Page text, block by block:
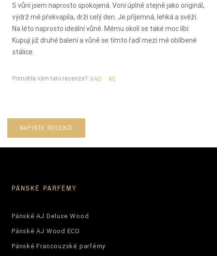
S vůní jsem naprosto spokojená. Voní úplně stejně jako originál,
výdrž mě překvapila, drží celý den. Je příjemná, lehká a svěží.
Na léto naprosto ideální vůně. Mému okolí se také moc líbí.
Kupuji již druhé balení a vůně se tímto řadí mezi mé oblíbené
stálice.
Pomohla vám tato recenze? ANO NE
NAPIŠTE RECENZI
PÁNSKÉ PARFÉMY
Pánské AJ Deluxe Wood
Pánské AJ Wood ECO
Pánské Francouzské parfémy